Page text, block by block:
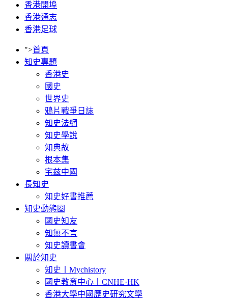
香港開埠
香港通志
香港足球
">首頁
知史專題
香港史
國史
世界史
鴉片戰爭日誌
知史法網
知史學說
知典故
根本集
宅兹中國
長知史
知史好書推薦
知史動態圈
國史知友
知無不言
知史讀書會
關於知史
知史丨Mychistory
國史教育中心丨CNHE·HK
香港大學中國歷史研究文學